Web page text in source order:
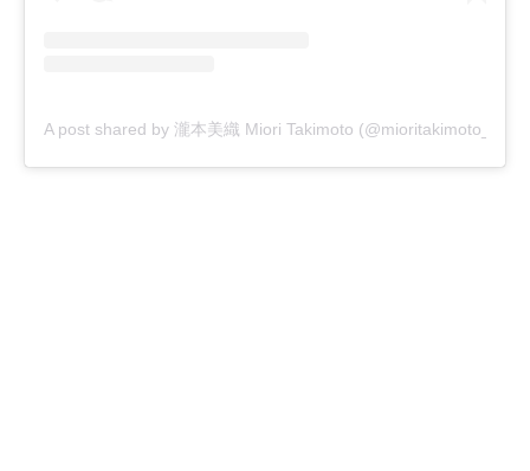
A post shared by 瀧本美織 Miori Takimoto